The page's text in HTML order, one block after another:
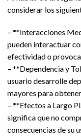
considerar los
– **Interacciones
pueden interactuar
efectividad o
– **Dependencia y
usuario desarrolle
mayores para
– **Efectos a Largo
significa que no
consecuencias de su